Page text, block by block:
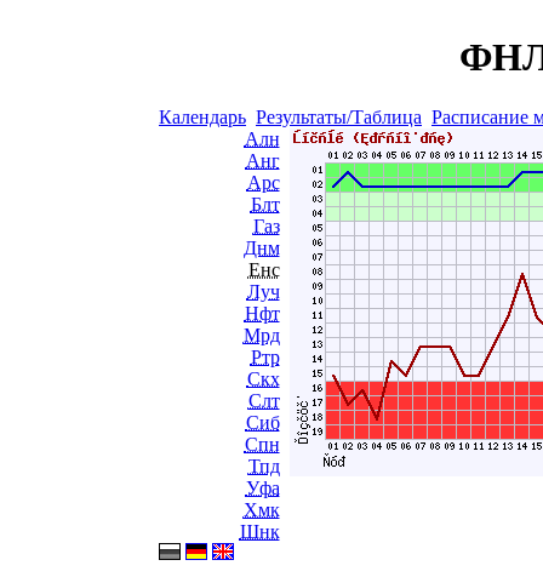
ФНЛ
Календарь Результаты/Таблица Расписание
Алн
Анг
Арс
Блт
Газ
Днм
Енс
Луч
Нфт
Мрд
Ртр
Скх
Слт
Сиб
Спн
Тпд
Уфа
Хмк
Шнк